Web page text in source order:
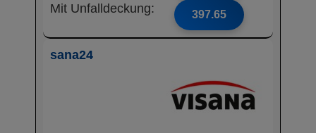
Mit Unfalldeckung: 397.65
sana24